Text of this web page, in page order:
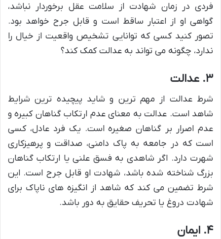
فردی در زمان شهادت از سلامت عقل برخوردار نباشد،
گواهی او از اعتبار ساقط است و قابل جرح خواهد بود.
تصور کنید کسی که توانایی تشخیص واقعیت از خیال را
ندارد، چگونه می تواند به عدالت کمک کند؟
۳. عدالت
شرط عدالت از مهم ترین و شاید پیچیده ترین شرایط
شاهد است. عدالت به معنای عدم ارتکاب گناهان کبیره و
عدم اصرار بر گناهان صغیره است. یک فرد عادل، کسی
است که در جامعه به پاک دامنی، صداقت و پرهیزکاری
شهرت دارد. اگر شاهدی به فسق علنی یا ارتکاب گناهان
بزرگ شناخته شده باشد، شهادت او قابل جرح است. این
شرط تضمین می کند که شاهد از انگیزه های ناپاک برای
شهادت دروغ یا تحریف حقایق به دور باشد.
۴. ایمان